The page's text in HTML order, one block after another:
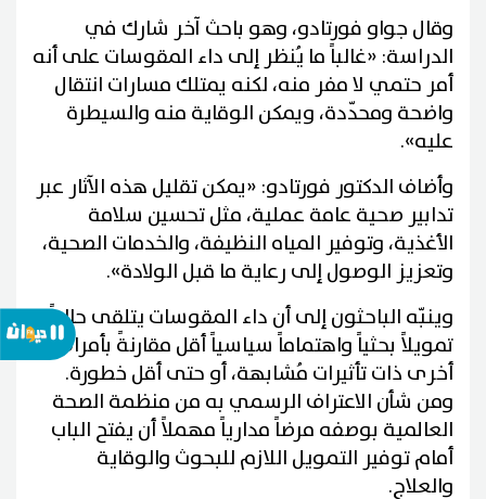
وقال جواو فورتادو، وهو باحث آخر شارك في
الدراسة: «غالباً ما يُنظر إلى داء المقوسات على أنه
أمر حتمي لا مفر منه، لكنه يمتلك مسارات انتقال
واضحة ومحدّدة، ويمكن الوقاية منه والسيطرة
عليه».
وأضاف الدكتور فورتادو: «يمكن تقليل هذه الآثار عبر
تدابير صحية عامة عملية، مثل تحسين سلامة
الأغذية، وتوفير المياه النظيفة، والخدمات الصحية،
وتعزيز الوصول إلى رعاية ما قبل الولادة».
وينبّه الباحثون إلى أن داء المقوسات يتلقى حالياً
تمويلاً بحثياً واهتماماً سياسياً أقل مقارنةً بأمراض
أخرى ذات تأثيرات مُشابهة، أو حتى أقل خطورة.
ومن شأن الاعتراف الرسمي به من منظمة الصحة
العالمية بوصفه مرضاً مدارياً مهملاً أن يفتح الباب
أمام توفير التمويل اللازم للبحوث والوقاية
والعلاج.